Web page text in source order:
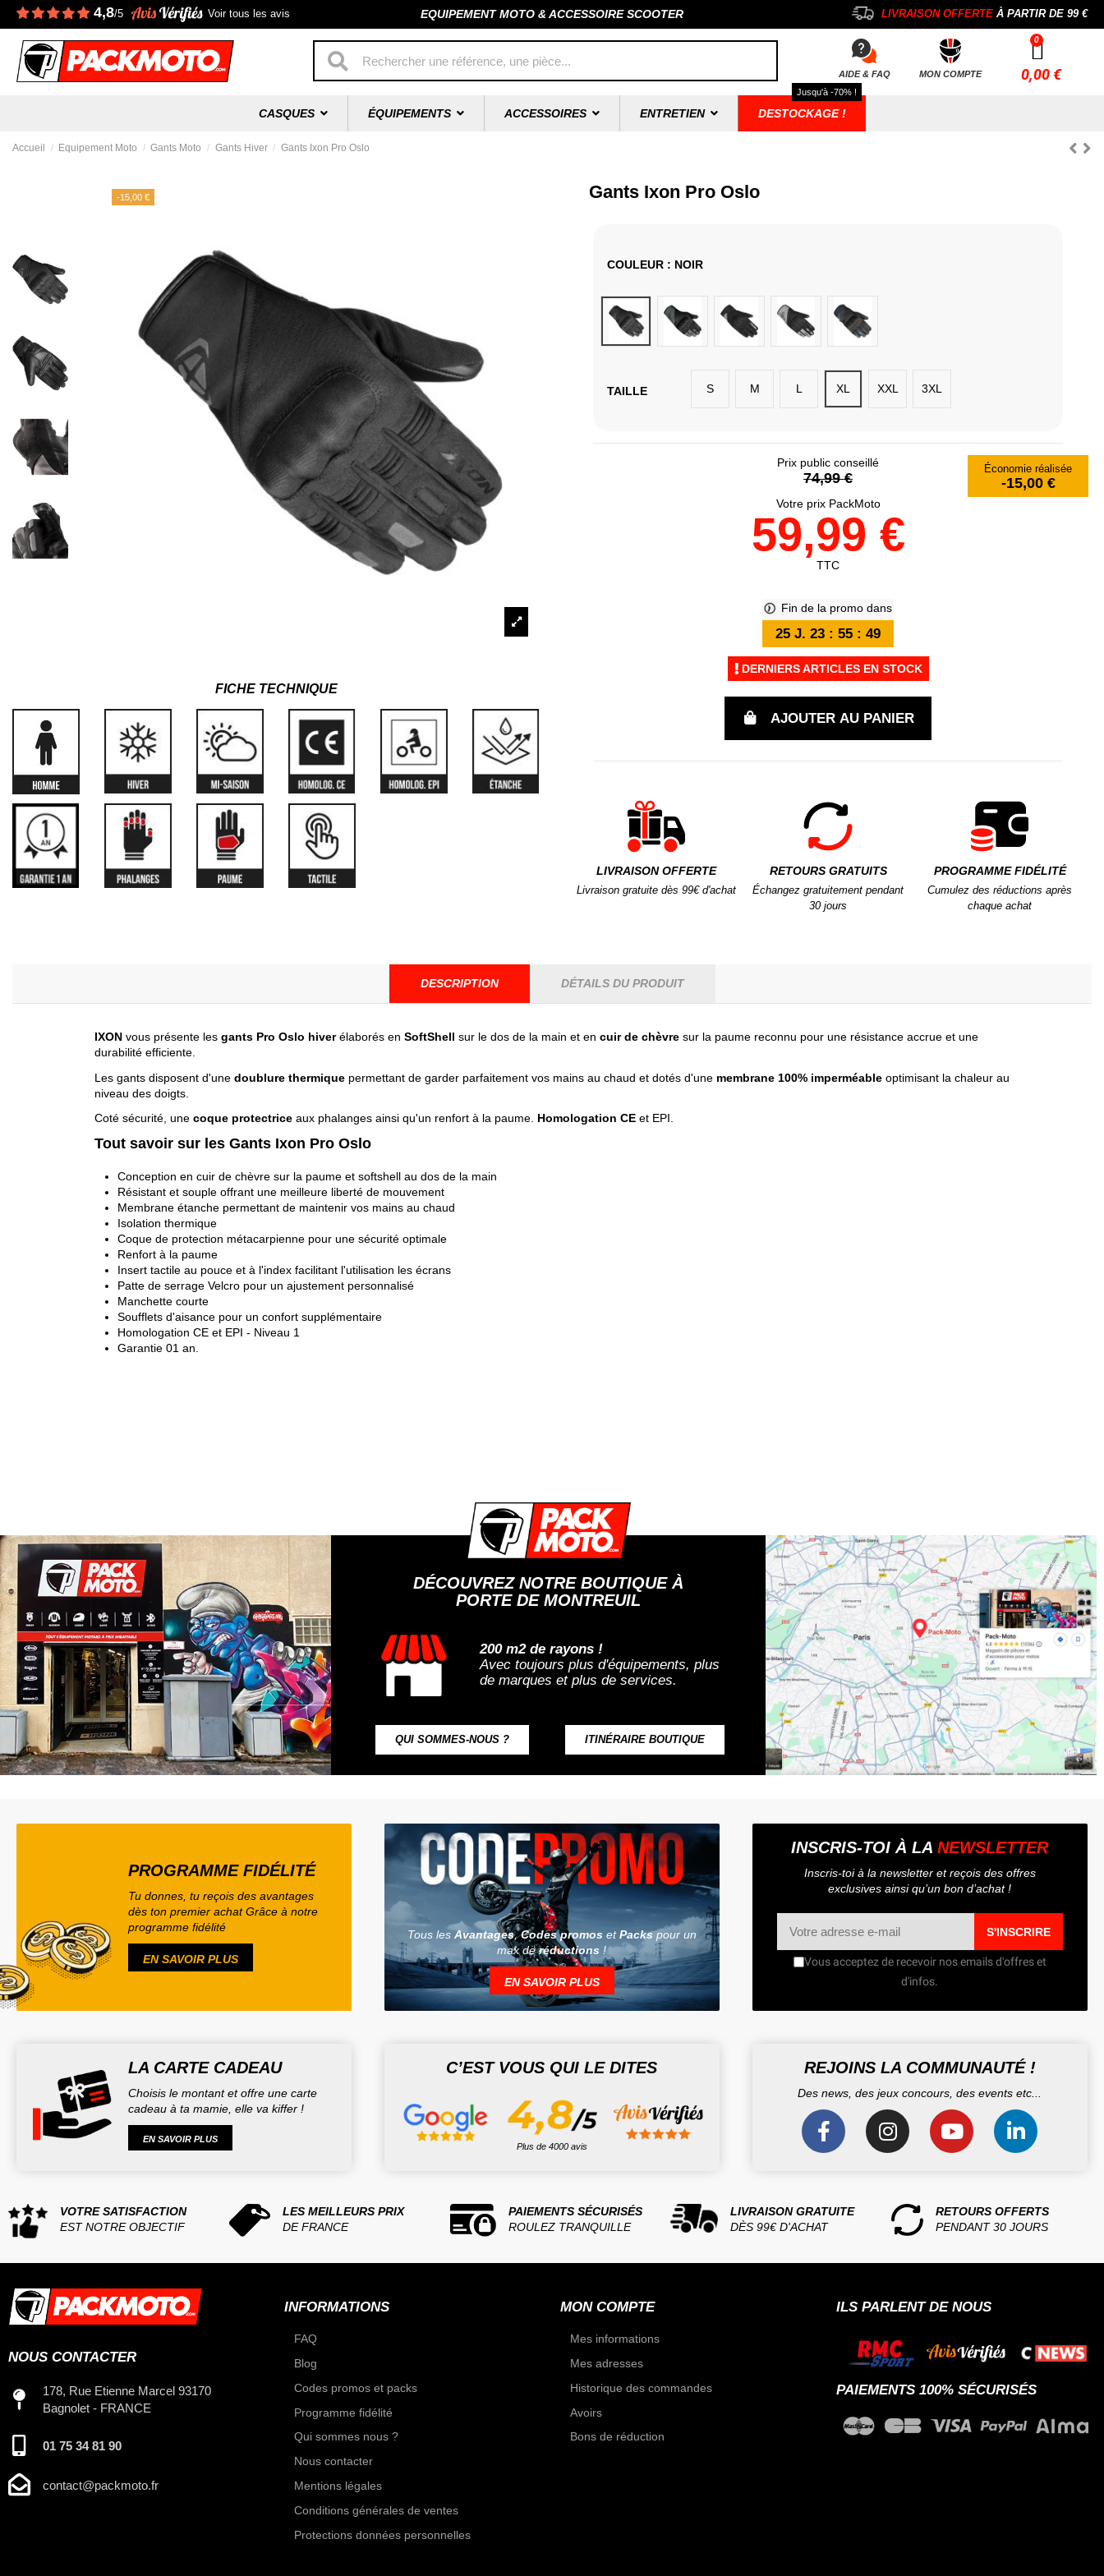
4,8/5 Voir tous les avis EQUIPEMENT MOTO & ACCESSOIRE SCOOTER LIVRAISON OFFERTEÀ PARTIR DE 99 €
AIDE & FAQ MON COMPTE 0,00 €
CASQUES ÉQUIPEMENTS ACCESSOIRES ENTRETIEN DESTOCKAGE !
Jusqu'à -70% !
Accueil Equipement Moto Gants Moto Gants Hiver Gants Ixon Pro Oslo
-15,00 €
FICHE TECHNIQUE
Gants Ixon Pro Oslo
COULEUR : NOIR
Noir Noir & Blanc Noir / Gris Noir / Bleu
TAILLE S M L XL XXL 3XL
Prix public conseillé
74,99 €
Économie réalisée
-15,00 €
Votre prix PackMoto
59,99 €
TTC
Fin de la promo dans
25 J. 23 : 55 : 48
DERNIERS ARTICLES EN STOCK
AJOUTER AU PANIER
LIVRAISON OFFERTE
Livraison gratuite dès 99€ d'achat
RETOURS GRATUITS
Échangez gratuitement pendant
30 jours
PROGRAMME FIDÉLITÉ
Cumulez des réductions après
chaque achat
DESCRIPTION DÉTAILS DU PRODUIT
IXON vous présente les gants Pro Oslo hiverélaborés en SoftShell sur le dos de la main et en cuir de chèvre sur la paume reconnu pour une résistance accrue et une
durabilité efficiente.
Les gants disposent d'une doublure thermique permettant de garder parfaitement vos mains au chaud et dotés d'une membrane 100% imperméable optimisant la chaleur au
niveau des doigts.
Coté sécurité, une coque protectrice aux phalanges ainsi qu'un renfort à la paume. Homologation CE et EPI.
Tout savoir sur les Gants Ixon Pro Oslo
Conception en cuir de chèvre sur la paume et softshell au dos de la main
Résistant et souple offrant une meilleure liberté de mouvement
Membrane étanche permettant de maintenir vos mains au chaud
Isolation thermique
Coque de protection métacarpienne pour une sécurité optimale
Renfort à la paume
Insert tactile au pouce et à l'index facilitant l'utilisation les écrans
Patte de serrage Velcro pour un ajustement personnalisé
Manchette courte
Soufflets d'aisance pour un confort supplémentaire
Homologation CE et EPI - Niveau 1
Garantie 01 an.
DÉCOUVREZ NOTRE BOUTIQUE À
PORTE DE MONTREUIL
200 m2 de rayons !
Avec toujours plus d'équipements, plus
de marques et plus de services.
QUI SOMMES-NOUS ? ITINÉRAIRE BOUTIQUE
PROGRAMME FIDÉLITÉ
Tu donnes, tu reçois des avantages
dès ton premier achat Grâce à notre
programme fidélité
EN SAVOIR PLUS
Tous les Avantages,Codes promosetPackspour un
max deréductions !
EN SAVOIR PLUS
INSCRIS-TOI À LANEWSLETTER
Inscris-toi à la newsletter et reçois des offres
exclusives ainsi qu’un bon d’achat !
S'INSCRIRE
Vous acceptez de recevoir nos emails d'offres et
d'infos.
LA CARTE CADEAU
Choisis le montant et offre une carte
cadeau à ta mamie, elle va kiffer !
EN SAVOIR PLUS
C’EST VOUS QUI LE DITES
Plus de 4000 avis
REJOINS LA COMMUNAUTÉ !
Des news, des jeux concours, des events etc...
VOTRE SATISFACTION
EST NOTRE OBJECTIF
LES MEILLEURS PRIX
DE FRANCE
PAIEMENTS SÉCURISÉS
ROULEZ TRANQUILLE
LIVRAISON GRATUITE
DÈS 99€ D'ACHAT
RETOURS OFFERTS
PENDANT 30 JOURS
NOUS CONTACTER
178, Rue Etienne Marcel 93170
Bagnolet - FRANCE
01 75 34 81 90
contact@packmoto.fr
INFORMATIONS
FAQ
Blog
Codes promos et packs
Programme fidélité
Qui sommes nous ?
Nous contacter
Mentions légales
Conditions générales de ventes
Protections données personnelles
MON COMPTE
Mes informations
Mes adresses
Historique des commandes
Avoirs
Bons de réduction
ILS PARLENT DE NOUS
PAIEMENTS 100% SÉCURISÉS